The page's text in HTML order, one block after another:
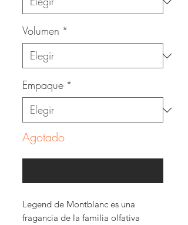
Volumen *
Empaque *
Agotado
Legend de Montblanc es una
fragancia de la familia olfativa